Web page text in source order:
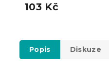
103 Kč
Popis Diskuze